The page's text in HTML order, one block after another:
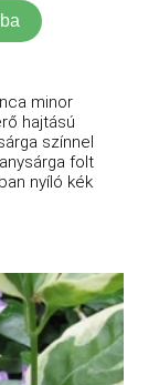
minor
hajtású
színnel
folt
nyíló kék